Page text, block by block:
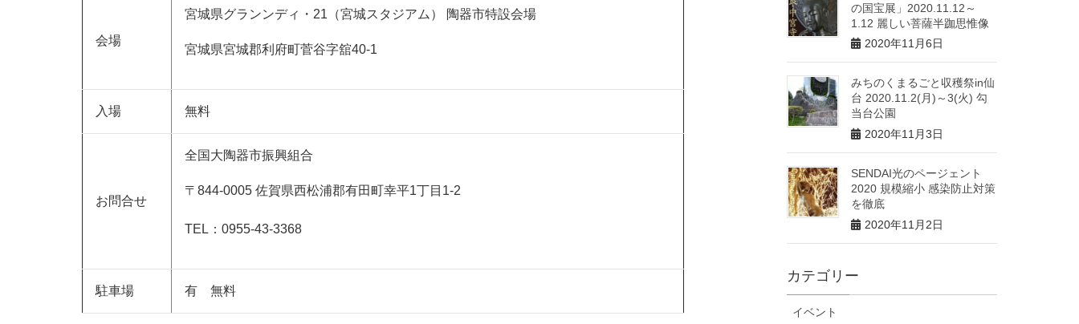
会場
宮城県グランンディ・21（宮城スタジアム） 陶器市特設会場
宮城県宮城郡利府町菅谷字舘40-1
入場 無料
お問合せ
全国大陶器市振興組合
〒844-0005 佐賀県西松浦郡有田町幸平1丁目1-2
TEL：0955-43-3368
駐車場 有 無料
の国宝展」2020.11.12～
1.12 麗しい菩薩半跏思惟像
2020年11月6日
みちのくまるごと収穫祭in仙
台 2020.11.2(月)～3(火) 勾
当台公園
2020年11月3日
SENDAI光のページェント
2020 規模縮小 感染防止対策
を徹底
2020年11月2日
カテゴリー
イベント